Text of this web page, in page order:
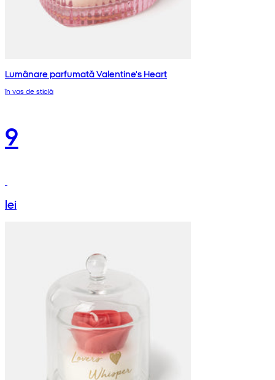
Lumânare parfumată Valentine's Heart
în vas de sticlă
9
lei